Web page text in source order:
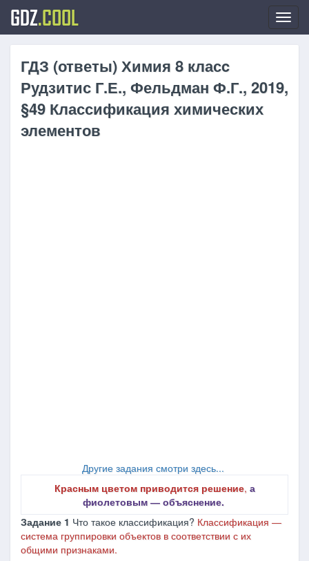
GDZ.COOL
ГДЗ (ответы) Химия 8 класc
Рудзитис Г.Е., Фельдман Ф.Г., 2019,
§49 Классификация химических
элементов
Другие задания смотри здесь...
Красным цветом приводится решение, а
фиолетовым ― объяснение.
Задание 1 Что такое классификация? Классификация ―
система группировки объектов в соответствии с их
общими признаками.